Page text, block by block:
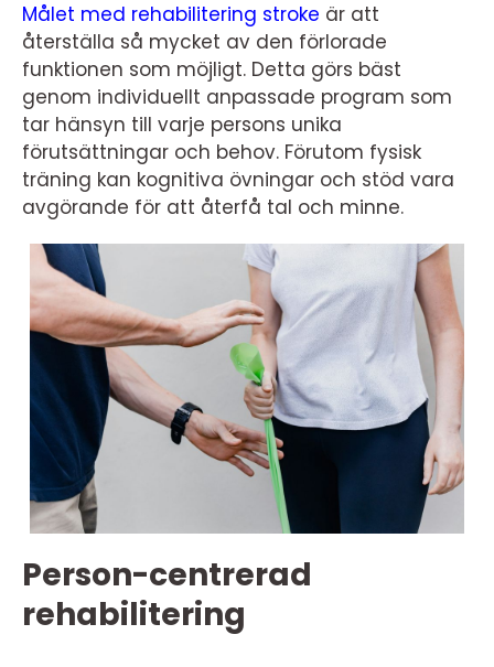
Målet med rehabilitering stroke är att
återställa så mycket av den förlorade
funktionen som möjligt. Detta görs bäst
genom individuellt anpassade program som
tar hänsyn till varje persons unika
förutsättningar och behov. Förutom fysisk
träning kan kognitiva övningar och stöd vara
avgörande för att återfå tal och minne.
Person-centrerad
rehabilitering